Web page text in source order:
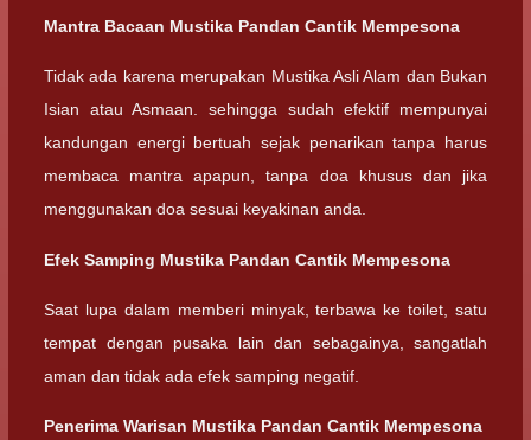
Mantra Bacaan Mustika Pandan Cantik Mempesona
Tidak ada karena merupakan Mustika Asli Alam dan Bukan
Isian atau Asmaan. sehingga sudah efektif mempunyai
kandungan energi bertuah sejak penarikan tanpa harus
membaca mantra apapun, tanpa doa khusus dan jika
menggunakan doa sesuai keyakinan anda.
Efek Samping Mustika Pandan Cantik Mempesona
Saat lupa dalam memberi minyak, terbawa ke toilet, satu
tempat dengan pusaka lain dan sebagainya, sangatlah
aman dan tidak ada efek samping negatif.
Penerima Warisan Mustika Pandan Cantik Mempesona